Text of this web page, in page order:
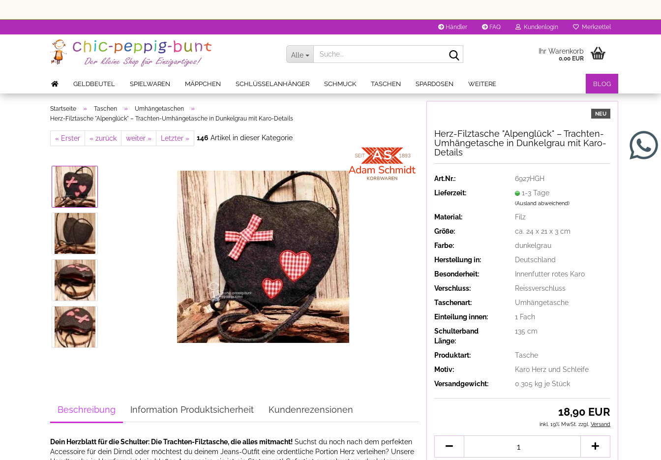
Händler FAQ Kundenlogin Merkzettel
Alle Ihr Warenkorb
0,00 EUR
GELDBEUTEL SPIELWAREN MÄPPCHEN SCHLÜSSELANHÄNGER SCHMUCK TASCHEN SPARDOSEN BLOG
WEITERE
Startseite » Taschen » Umhängetaschen »
Herz-Filztasche "Alpenglück" – Trachten-Umhängetasche in Dunkelgrau mit Karo-Details
« Erster « zurück weiter » Letzter » 146 Artikel in dieser Kategorie
NEU
Herz-Filztasche "Alpenglück" – Trachten-
Umhängetasche in Dunkelgrau mit Karo-
Details
Art.Nr.:
6927HGH
Lieferzeit:
1-3 Tage
(Ausland abweichend)
Material:
Filz
Größe:
ca. 24 x 21 x 3 cm
Farbe:
dunkelgrau
Herstellung in:
Deutschland
Besonderheit:
Innenfutter rotes Karo
Verschluss:
Reissverschluss
Taschenart:
Umhängetasche
Einteilung innen:
1 Fach
Schulterband
Länge:
135 cm
Produktart:
Tasche
Motiv:
Karo Herz und Schleife
Versandgewicht:
0.305 kg je Stück
18,90 EUR
inkl. 19% MwSt. zzgl. Versand
Beschreibung Information Produktsicherheit Kundenrezensionen
Dein Herzblatt für die Schulter: Die Trachten-Filztasche, die alles mitmacht! Suchst du noch nach dem perfekten
Accessoire für dein Dirndl oder möchtest du deinem Jeans-Outfit eine ordentliche Portion Herz verleihen? Unsere